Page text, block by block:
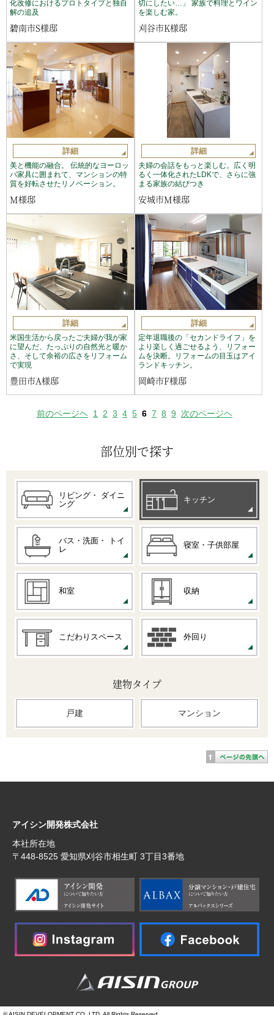
部位別で探す
リビング・
ダイニ
ング
キッチン
バス・洗面・
トイ
レ
寝室・子供部屋
和室 収納
こだわりスペース 外回り
建物タイプ
戸建 マンション
化改修におけるプロトタイプと独自
解の追及
碧南市S様邸
切にしたい…」 家族で料理とワイン
を楽しむ家。
刈谷市K様邸
詳細
美と機能の融合。 伝統的なヨーロッ
パ家具に囲まれて、マンションの特
質を好転させたリノベーション。
M様邸
詳細
夫婦の会話をもっと楽しむ。広く明
るく一体化されたLDKで、さらに強
まる家族の結びつき
安城市M様邸
詳細
米国生活から戻ったご夫婦が我が家
に望んだ、たっぷりの自然光と暖か
さ、そして余裕の広さをリフォーム
で実現
豊田市A様邸
詳細
定年退職後の「セカンドライフ」を
より楽しく過ごせるよう、リフォー
ムを決断。リフォームの目玉はアイ
ランドキッチン。
岡崎市F様邸
前のページヘ 1 2 3 4 5 6 7 8 9 次のページヘ
アイシン開発株式会社
本社所在地
〒448‐8525 愛知県刈谷市相生町 3丁目3番地